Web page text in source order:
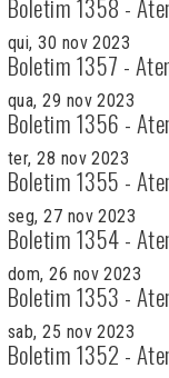
Boletim 1358 -
qui, 30 nov 2023
Boletim 1357 -
qua, 29 nov 2023
Boletim 1356 -
ter, 28 nov 2023
Boletim 1355 -
seg, 27 nov 2023
Boletim 1354 -
dom, 26 nov 2023
Boletim 1353 -
sab, 25 nov 2023
Boletim 1352 -